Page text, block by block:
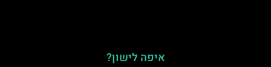
איפה לישון?